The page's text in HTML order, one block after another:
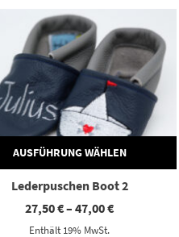
AUSFÜHRUNG WÄHLEN
Lederpuschen Boot 2
27,50€–47,00€Preisspanne:
Enthält 19% MwSt.